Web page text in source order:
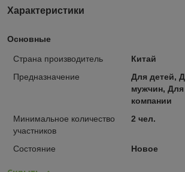
Характеристики
Основные
Страна производитель
Китай
Предназначение
Для детей,
мужчин,
компании
Минимальное количество
участников
2 чел.
Состояние Новое